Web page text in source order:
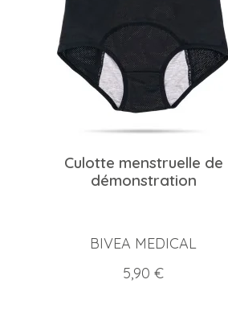
Culotte menstruelle de
démonstration
BIVEA MEDICAL
Prix
5,90 €